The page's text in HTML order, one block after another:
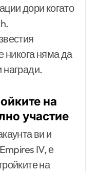
дори когато
никога няма да
награди.
на
участие
ви и
IV, е
на